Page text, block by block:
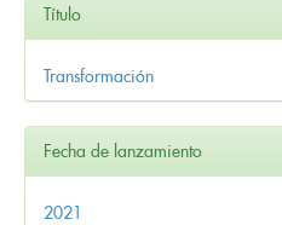
Título
Transformación
Fecha de lanzamiento
2021